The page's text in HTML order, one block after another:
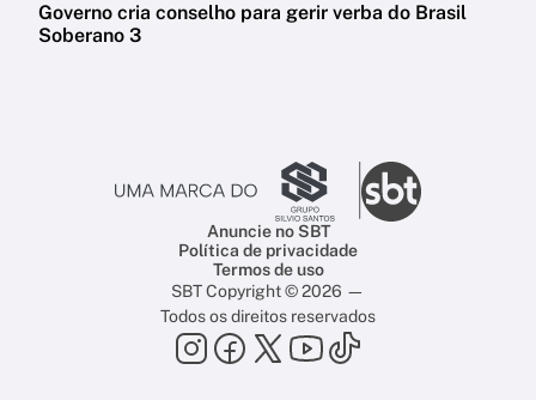
Governo cria conselho para gerir verba do Brasil
Soberano 3
Anuncie no SBT
Política de privacidade
Termos de uso
SBT Copyright © 2026 —
Todos os direitos reservados